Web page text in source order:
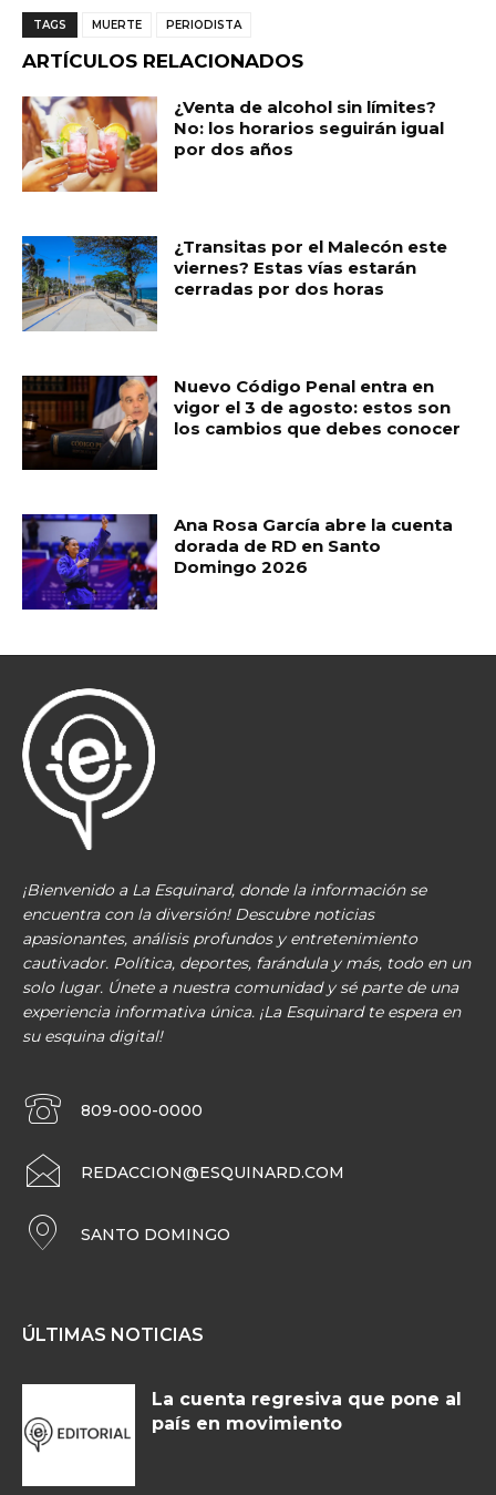
c
e
b
o
o
k
a
ts
A
p
p
ai
l
m
p
ar
ti
r
TAGS MUERTE PERIODISTA
ARTÍCULOS RELACIONADOS
¿Venta de alcohol sin límites?
No: los horarios seguirán igual
por dos años
¿Transitas por el Malecón este
viernes? Estas vías estarán
cerradas por dos horas
Nuevo Código Penal entra en
vigor el 3 de agosto: estos son
los cambios que debes conocer
Ana Rosa García abre la cuenta
dorada de RD en Santo
Domingo 2026
¡Bienvenido a La Esquinard, donde la información se
encuentra con la diversión! Descubre noticias
apasionantes, análisis profundos y entretenimiento
cautivador. Política, deportes, farándula y más, todo en un
solo lugar. Únete a nuestra comunidad y sé parte de una
experiencia informativa única. ¡La Esquinard te espera en
su esquina digital!
809-000-0000
REDACCION@ESQUINARD.COM
SANTO DOMINGO
ÚLTIMAS NOTICIAS
La cuenta regresiva que pone al
país en movimiento